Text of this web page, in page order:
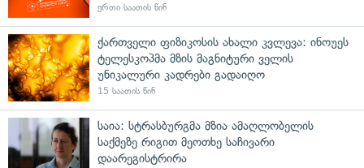
ერთი საათის წინ
ქართველი ფიზიკოსის ახალი კვლევა: ინოუეს
ტელესკოპმა მზის მაგნიტური ველის
უნიკალური კადრები გადაიღო
15 საათის წინ
საია: სტრასბურგმა მზია ამაღლობელის
საქმეზე რიგით მეოთხე საჩივარი
დაარეგისტრირა